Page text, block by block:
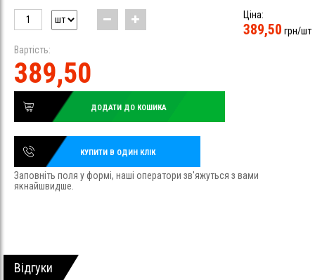
Ціна:
389,50 грн/шт
Вартість:
389,50
ДОДАТИ ДО КОШИКА
КУПИТИ В ОДИН КЛІК
Заповніть поля у формі, наші оператори зв'яжуться з вами
якнайшвидше.
Відгуки